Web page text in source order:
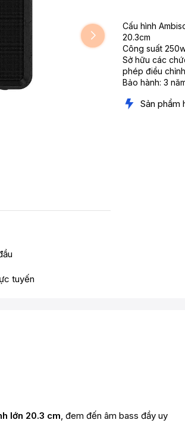
tuyến
Cấu hình
20.3cm
Công suất
Sở hữu các
phép điều
Bảo hành: 3
Sản phẩm
lớn 20.3 cm , đem đến âm bass đầy uy